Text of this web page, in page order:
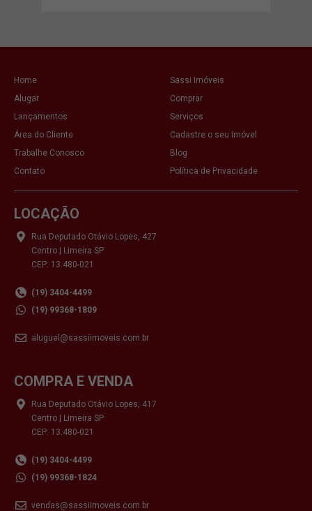
Home
Sassi Imóveis
Alugar
Comprar
Lançamentos
Serviços
Área do Cliente
Cadastre o seu Imóvel
Trabalhe Conosco
Blog
Contato
Política de Privacidade
LOCAÇÃO
Rua Deputado Otávio Lopes, 427
Centro | Limeira SP
CEP: 13.480-021
(19) 3404-4499
(19) 99368-1809
aluguel@sassiimoveis.com.br
COMPRA E VENDA
Rua Deputado Otávio Lopes, 417
Centro | Limeira SP
CEP: 13.480-021
(19) 3404-4499
(19) 99368-1824
vendas@sassiimoveis.com.br